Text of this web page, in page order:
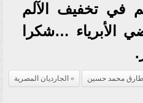
تخفيف الآلم
الأبرياء …شكرا
طارق محمد حسين الجارديان المصرية